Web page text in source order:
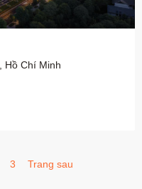
Hồ Chí Minh
3 Trang sau
Trang sau